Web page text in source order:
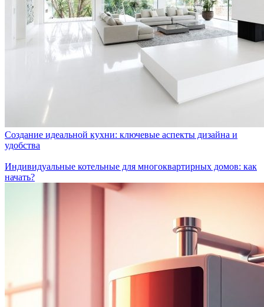
Создание идеальной кухни: ключевые аспекты дизайна и
удобства
Индивидуальные котельные для многоквартирных домов: как
начать?